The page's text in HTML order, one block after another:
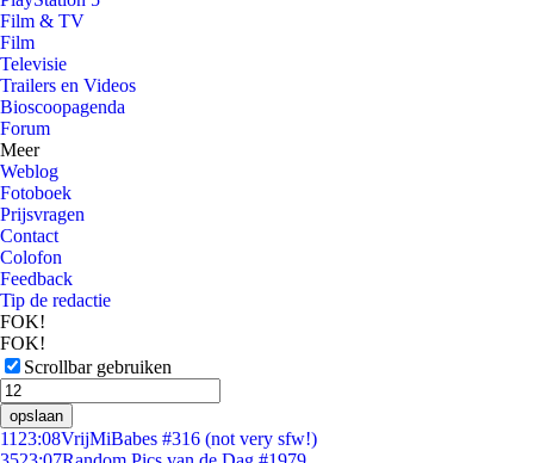
Film & TV
Film
Televisie
Trailers en Videos
Bioscoopagenda
Forum
Meer
Weblog
Fotoboek
Prijsvragen
Contact
Colofon
Feedback
Tip de redactie
FOK!
FOK!
Scrollbar gebruiken
opslaan
11 23:08VrijMiBabes #316 (not very sfw!)